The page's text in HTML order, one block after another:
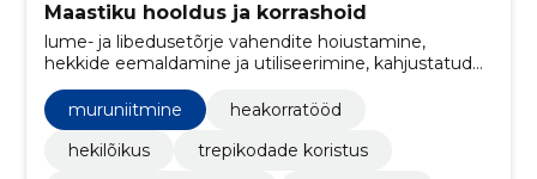
Maastiku hooldus ja korrashoid
lume- ja libedusetõrje vahendite hoiustamine,
hekkide eemaldamine ja utiliseerimine, kahjustatud
hekkide taastamine, lume ja jää eemaldamine,
libedusevastaste ainete paigaldamine,
lumekuhjamine ja äravedu, Jäätmemajandus,
koristusgraafiku koostamine, koristusvahendite
muruniitmine
heakorratööd
hekilõikus
trepikodade koristus